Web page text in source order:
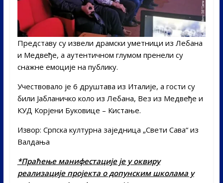
Представу су извели драмски уметници из Лебана
и Медвеђе, а аутентичном глумом пренели су
снажне емоције на публику.
Учествовало је 6 друштава из Италије, а гости су
били Јабланичко коло из Лебана, Вез из Медвеђе и
КУД Корјени Буковице – Кистање.
Извор: Српска културна заједница „Свети Сава“ из
Валдања
*Праћење манифестације је у оквиру
реализације пројекта о допунским школама у